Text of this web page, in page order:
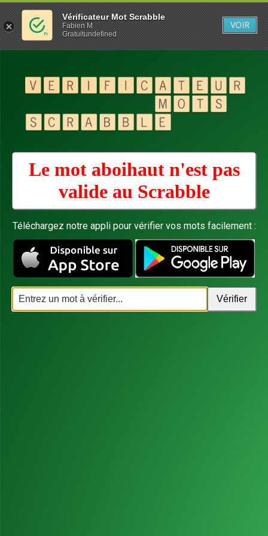
Le mot aboihaut n'est pas
valide au Scrabble
Téléchargez notre appli pour vérifier vos mots facilement :
Vérificateur Mot Scrabble
Fabien M
Gratuitundefined
VOIR